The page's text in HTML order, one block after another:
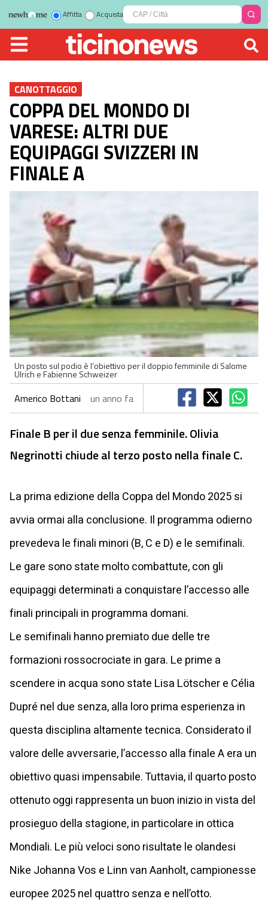
Affitta Acquista
CANOTTAGGIO
COPPA DEL MONDO DI
VARESE: ALTRI DUE
EQUIPAGGI SVIZZERI IN
FINALE A
Un posto sul podio è l’obiettivo per il doppio femminile di Salome
Ulrich e Fabienne Schweizer
Americo Bottani un anno fa
Finale B per il due senza femminile. Olivia
Negrinotti chiude al terzo posto nella finale C.
La prima edizione della Coppa del Mondo 2025 si
avvia ormai alla conclusione. Il programma odierno
prevedeva le finali minori (B, C e D) e le semifinali.
Le gare sono state molto combattute, con gli
equipaggi determinati a conquistare l’accesso alle
finali principali in programma domani.
Le semifinali hanno premiato due delle tre
formazioni rossocrociate in gara. Le prime a
scendere in acqua sono state Lisa Lötscher e Célia
Dupré nel due senza, alla loro prima esperienza in
questa disciplina altamente tecnica. Considerato il
valore delle avversarie, l’accesso alla finale A era un
obiettivo quasi impensabile. Tuttavia, il quarto posto
ottenuto oggi rappresenta un buon inizio in vista del
prosieguo della stagione, in particolare in ottica
Mondiali. Le più veloci sono risultate le olandesi
Nike Johanna Vos e Linn van Aanholt, campionesse
europee 2025 nel quattro senza e nell’otto.